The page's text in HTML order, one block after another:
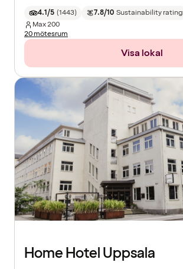
4.1/5 (1443) 7.8/10 Sustainability rating
Max200
20 mötesrum
Visa lokal
Home Hotel Uppsala